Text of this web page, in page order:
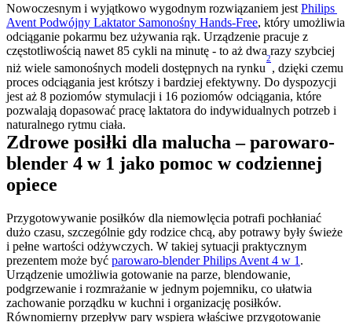
Nowoczesnym i wyjątkowo wygodnym rozwiązaniem jest Philips
Avent Podwójny Laktator Samonośny Hands-Free, który umożliwia
odciąganie pokarmu bez używania rąk. Urządzenie pracuje z
częstotliwością nawet 85 cykli na minutę - to aż dwa razy szybciej
niż wiele samonośnych modeli dostępnych na rynku
2
, dzięki czemu
proces odciągania jest krótszy i bardziej efektywny. Do dyspozycji
jest aż 8 poziomów stymulacji i 16 poziomów odciągania, które
pozwalają dopasować pracę laktatora do indywidualnych potrzeb i
naturalnego rytmu ciała.
Zdrowe posiłki dla malucha – parowaro-
blender 4 w 1 jako pomoc w codziennej
opiece
Przygotowywanie posiłków dla niemowlęcia potrafi pochłaniać
dużo czasu, szczególnie gdy rodzice chcą, aby potrawy były świeże
i pełne wartości odżywczych. W takiej sytuacji praktycznym
prezentem może być parowaro-blender Philips Avent 4 w 1 .
Urządzenie umożliwia gotowanie na parze, blendowanie,
podgrzewanie i rozmrażanie w jednym pojemniku, co ułatwia
zachowanie porządku w kuchni i organizację posiłków.
Równomierny przepływ pary wspiera właściwe przygotowanie